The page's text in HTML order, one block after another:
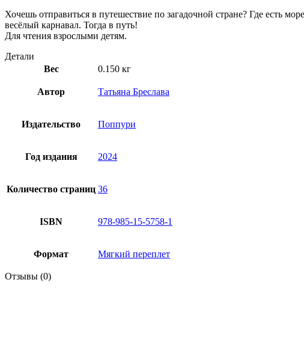
Хочешь отправиться в путешествие по загадочной стране? Где есть
весёлый карнавал. Тогда в путь!
Для чтения взрослыми детям.
Детали
Вес
0.150 кг
Автор Татьяна Бреслава
Издательство Поппури
Год издания 2024
Количество страниц 36
ISBN 978-985-15-5758-1
Формат Мягкий переплет
Отзывы (0)